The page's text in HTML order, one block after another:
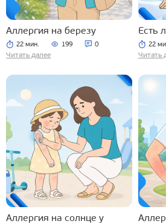
Аллергия на березу
22 мин. 199 0
Читать далее
Есть
22
Читать
Аллергия на солнце у